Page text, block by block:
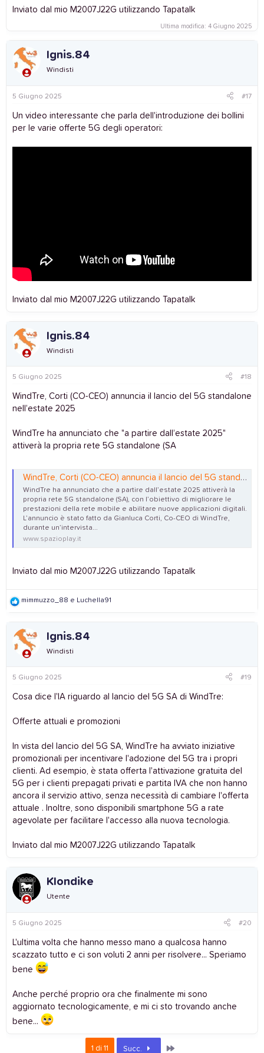
Inviato dal mio M2007J22G utilizzando Tapatalk
Ultima modifica: 4 Giugno 2025
Ignis.84
Windisti
5 Giugno 2025 #17
Un video interessante che parla dell'introduzione dei bollini
per le varie offerte 5G degli operatori:
Inviato dal mio M2007J22G utilizzando Tapatalk
Ignis.84
Windisti
5 Giugno 2025 #18
WindTre, Corti (CO-CEO) annuncia il lancio del 5G standalone
nell’estate 2025
WindTre ha annunciato che "a partire dall’estate 2025"
attiverà la propria rete 5G standalone (SA
WindTre, Corti (CO-CEO) annuncia il lancio del 5G standalone nell'estate 2025 - SpazioPlay.it
WindTre ha annunciato che a partire dall’estate 2025 attiverà la
propria rete 5G standalone (SA), con l’obiettivo di migliorare le
prestazioni della rete mobile e abilitare nuove applicazioni digitali.
L’annuncio è stato fatto da Gianluca Corti, Co-CEO di WindTre,
durante un’intervista...
www.spazioplay.it
Inviato dal mio M2007J22G utilizzando Tapatalk
R
c
t
o
s
mimmuzzo_88 e Luchella91
Ignis.84
Windisti
5 Giugno 2025 #19
Cosa dice l'IA riguardo al lancio del 5G SA di WindTre:
Offerte attuali e promozioni
In vista del lancio del 5G SA, WindTre ha avviato iniziative
promozionali per incentivare l'adozione del 5G tra i propri
clienti. Ad esempio, è stata offerta l'attivazione gratuita del
5G per i clienti prepagati privati e partita IVA che non hanno
ancora il servizio attivo, senza necessità di cambiare l'offerta
attuale . Inoltre, sono disponibili smartphone 5G a rate
agevolate per facilitare l'accesso alla nuova tecnologia.
Inviato dal mio M2007J22G utilizzando Tapatalk
Klondike
Utente
5 Giugno 2025 #20
L'ultima volta che hanno messo mano a qualcosa hanno
scazzato tutto e ci son voluti 2 anni per risolvere... Speriamo
bene
Anche perché proprio ora che finalmente mi sono
aggiornato tecnologicamente, e mi ci sto trovando anche
bene...
1 di 11 Succ.